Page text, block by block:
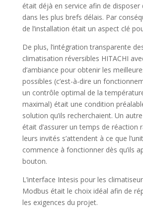
était déjà en service afin de disposer
dans les plus brefs délais. Par
de l’installation était un aspect clé
De plus, l’intégration transparente
climatisation réversibles HITACHI
d’ambiance pour obtenir les
possibles (c’est-à-dire un
un contrôle optimal de la
maximal) était une condition
solution qu’ils recherchaient. Un
était d’assurer un temps de réaction
leurs invités s’attendent à ce que
commence à fonctionner dès qu’ils
bouton.
L’interface Intesis pour les
Modbus était le choix idéal afin de
les exigences du projet.